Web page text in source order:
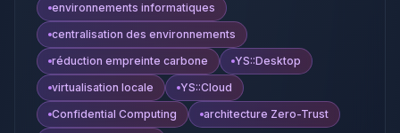
environnements informatiques
centralisation des environnements
réduction empreinte carbone
YS::Desktop
virtualisation locale
YS::Cloud
Confidential Computing
architecture Zero-Trust